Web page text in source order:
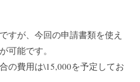
すが、今回の申請書類を使え
可能です。
の費用は\15,000を予定してお